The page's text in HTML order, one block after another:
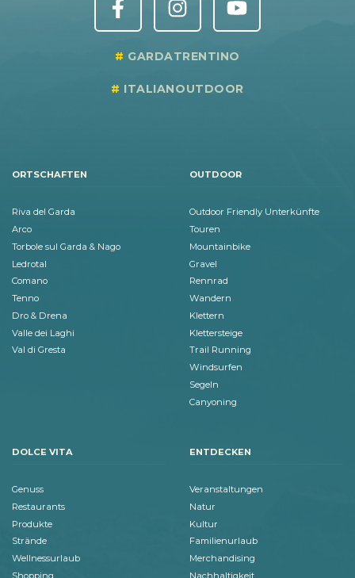
GARDATRENTINO
ITALIANOUTDOOR
ORTSCHAFTEN
Riva del Garda
Arco
Torbole sul Garda & Nago
Ledrotal
Comano
Tenno
Dro & Drena
Valle dei Laghi
Val di Gresta
OUTDOOR
Outdoor Friendly Unterkünfte
Touren
Mountainbike
Gravel
Rennrad
Wandern
Klettern
Klettersteige
Trail Running
Windsurfen
Segeln
Canyoning
DOLCE VITA
Genuss
Restaurants
Produkte
Strände
Wellnessurlaub
Shopping
ENTDECKEN
Veranstaltungen
Natur
Kultur
Familienurlaub
Merchandising
Nachhaltigkeit